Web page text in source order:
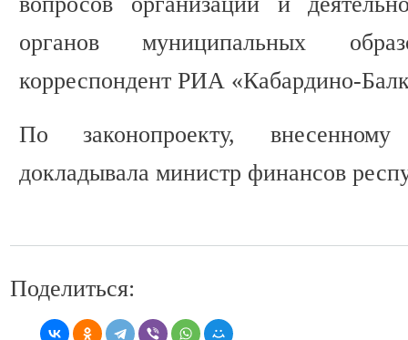
органов муниципальных
корреспондент РИА «Кабардино-
По законопроекту,
докладывала министр финансов
Поделиться: